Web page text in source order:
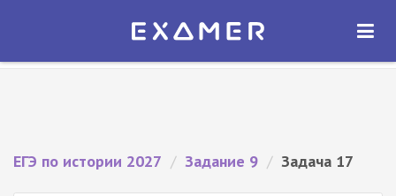
Экзамер — ЕГЭ 2027
ОТКРЫТЬ
ЕГЭ по истории 2027 / Задание 9 / Задача 17